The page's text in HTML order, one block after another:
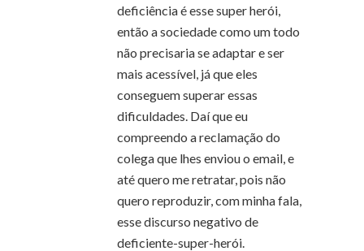
deficiência é esse super herói,
então a sociedade como um todo
não precisaria se adaptar e ser
mais acessível, já que eles
conseguem superar essas
dificuldades. Daí que eu
compreendo a reclamação do
colega que lhes enviou o email, e
até quero me retratar, pois não
quero reproduzir, com minha fala,
esse discurso negativo de
deficiente-super-herói.